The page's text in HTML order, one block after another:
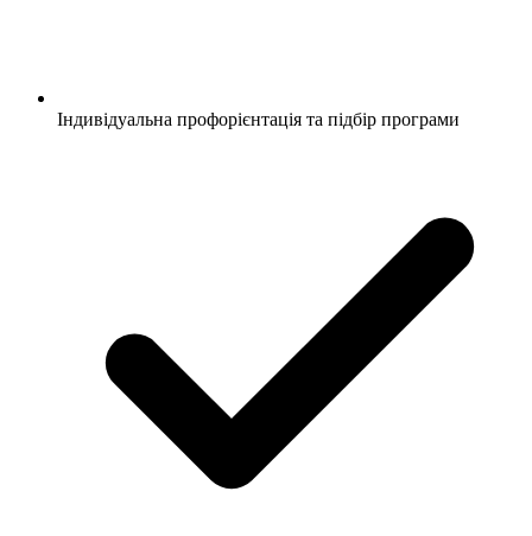
Індивідуальна профорієнтація та підбір програми